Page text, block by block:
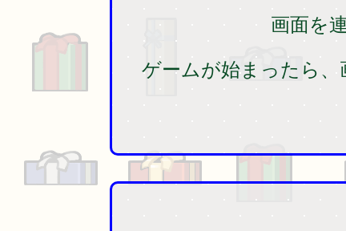
画面を
ゲームが始まったら